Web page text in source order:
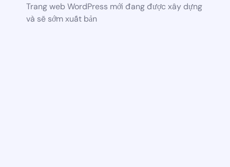
Trang web WordPress mới đang được xây dựng
và sẽ sớm xuất bản